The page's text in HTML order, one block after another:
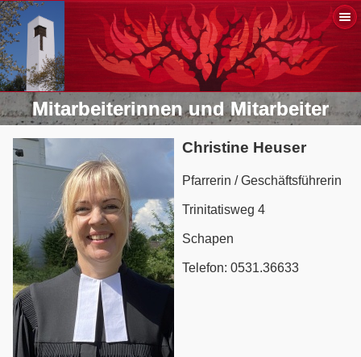
Mitarbeiterinnen und Mitarbeiter
Christine Heuser
Pfarrerin / Geschäftsführerin
Trinitatisweg 4
Schapen
Telefon: 0531.36633